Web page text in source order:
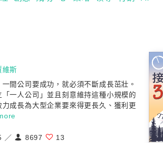
維斯
間公司要成功，就必須不斷成長茁壯。
一人公司」並且刻意維持這種小規模的
成長為大型企業要來得更長久、獲利更
／ 8697 13